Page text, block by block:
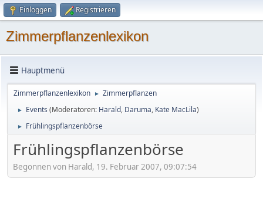
Einloggen Registrieren
Zimmerpflanzenlexikon
Hauptmenü
Zimmerpflanzenlexikon ► Zimmerpflanzen
► Events (Moderatoren: Harald, Daruma, Kate MacLila)
► Frühlingspflanzenbörse
Frühlingspflanzenbörse
Begonnen von Harald, 19. Februar 2007, 09:07:54